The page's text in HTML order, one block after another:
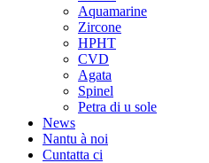
Aquamarine
Zircone
HPHT
CVD
Agata
Spinel
Petra di u sole
News
Nantu à noi
Cuntatta ci